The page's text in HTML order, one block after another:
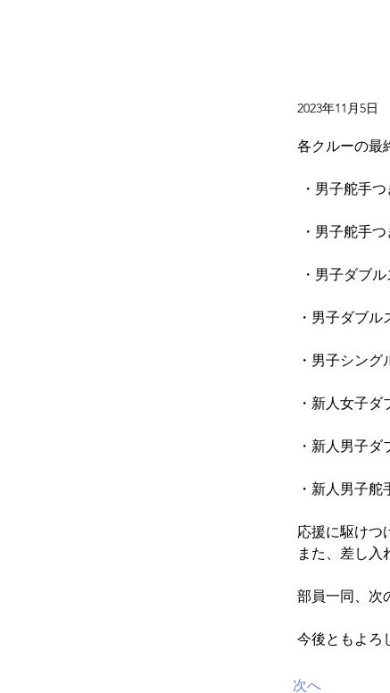
2023年11月5日
各クルーの最
・男子舵手
・男子舵手
・男子ダブル
・男子ダブル
・男子シング
・新人女子ダ
・新人男子ダ
・新人男子
応援に駆けつ
また、差し入
部員一同、 次
今後ともよろ
次へ